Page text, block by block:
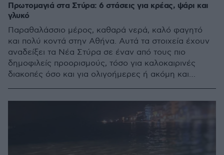
Πρωτομαγιά στα Στύρα: 6 στάσεις για κρέας, ψάρι και
γλυκό
Παραθαλάσσιο μέρος, καθαρά νερά, καλό φαγητό
και πολύ κοντά στην Αθήνα. Αυτά τα στοιχεία έχουν
αναδείξει τα Νέα Στύρα σε έναν από τους πιο
δημοφιλείς προορισμούς, τόσο για καλοκαιρινές
διακοπές όσο και για ολιγοήμερες ή ακόμη και